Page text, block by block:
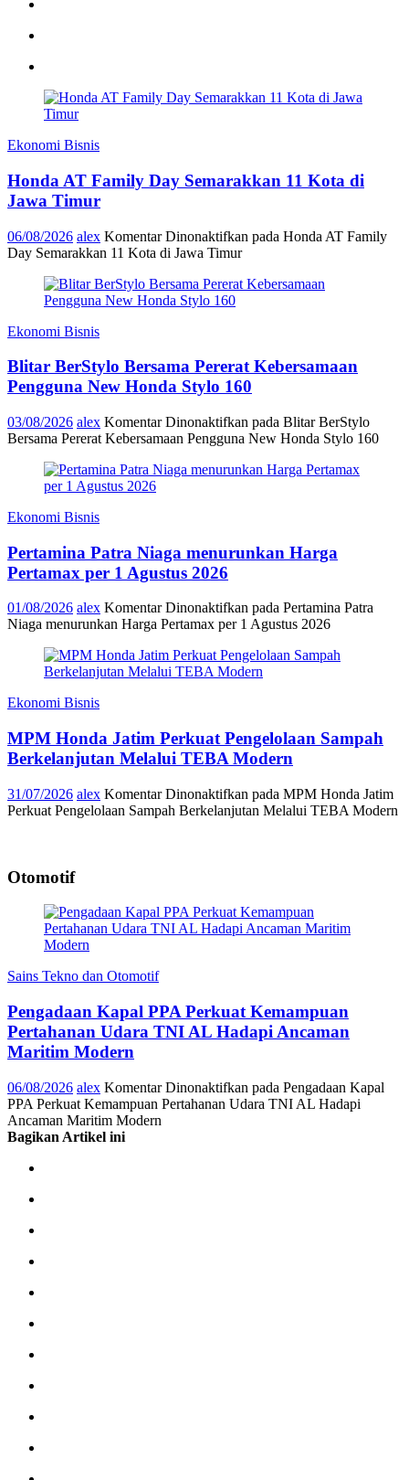
Ekonomi Bisnis
Honda AT Family Day Semarakkan 11 Kota di
Jawa Timur
06/08/2026 alex Komentar Dinonaktifkan pada Honda AT Family
Day Semarakkan 11 Kota di Jawa Timur
Ekonomi Bisnis
Blitar BerStylo Bersama Pererat Kebersamaan
Pengguna New Honda Stylo 160
03/08/2026 alex Komentar Dinonaktifkan pada Blitar BerStylo
Bersama Pererat Kebersamaan Pengguna New Honda Stylo 160
Ekonomi Bisnis
Pertamina Patra Niaga menurunkan Harga
Pertamax per 1 Agustus 2026
01/08/2026 alex Komentar Dinonaktifkan pada Pertamina Patra
Niaga menurunkan Harga Pertamax per 1 Agustus 2026
Ekonomi Bisnis
MPM Honda Jatim Perkuat Pengelolaan Sampah
Berkelanjutan Melalui TEBA Modern
31/07/2026 alex Komentar Dinonaktifkan pada MPM Honda Jatim
Perkuat Pengelolaan Sampah Berkelanjutan Melalui TEBA Modern
Otomotif
Sains Tekno dan Otomotif
Pengadaan Kapal PPA Perkuat Kemampuan
Pertahanan Udara TNI AL Hadapi Ancaman
Maritim Modern
06/08/2026 alex Komentar Dinonaktifkan pada Pengadaan Kapal
PPA Perkuat Kemampuan Pertahanan Udara TNI AL Hadapi
Ancaman Maritim Modern
Bagikan Artikel ini